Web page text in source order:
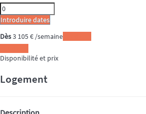
Introduire dates
Dès3 105€ /semaine
Disponibilité et prix
Logement